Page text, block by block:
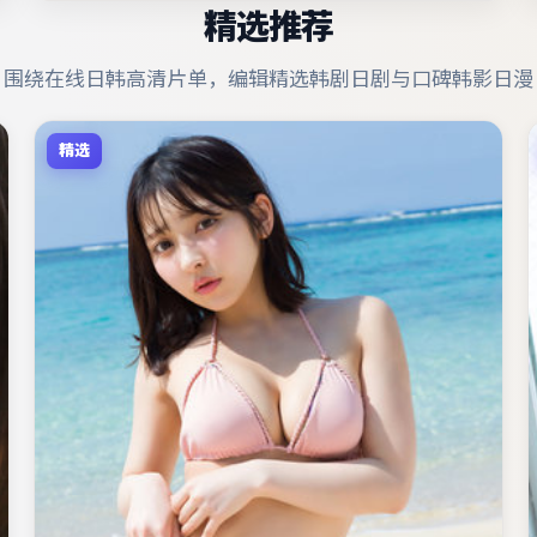
精选推荐
围绕在线日韩高清片单，编辑精选韩剧日剧与口碑韩影日漫
精选